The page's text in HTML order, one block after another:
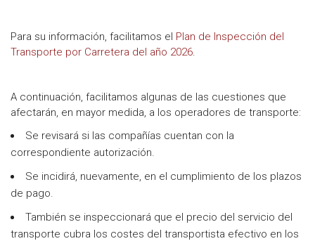
Para su información, facilitamos el Plan de Inspección del
Transporte por Carretera del año 2026.
A continuación, facilitamos algunas de las cuestiones que
afectarán, en mayor medida, a los operadores de transporte:
Se revisará si las compañías cuentan con la
correspondiente autorización.
Se incidirá, nuevamente, en el cumplimiento de los plazos
de pago.
También se inspeccionará que el precio del servicio del
transporte cubra los costes del transportista efectivo en los